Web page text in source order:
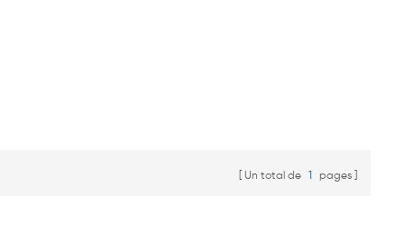
Un total de 1 pages